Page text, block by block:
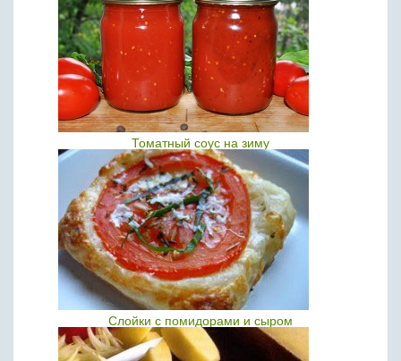
Томатный соус на зиму
Слойки c помидорами и сыром